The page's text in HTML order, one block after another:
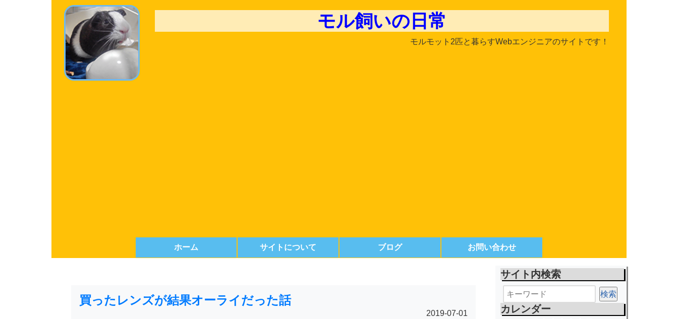
モル飼いの日常
モルモット2匹と暮らすWebエンジニアのサイトです！
ホーム サイトについて ブログ お問い合わせ
買ったレンズが結果オーライだった話
2019-07-01
サイト内検索
カレンダー